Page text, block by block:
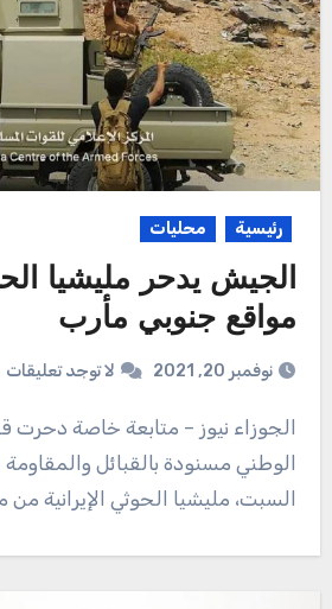
رئيسية محليات
الجيش يدحر مليشيا
مواقع جنوبي مأرب
نوفمبر 20, 2021 لا توجد تعليقات
الجوزاء نيوز – متابعة خاصة دحرت قوات الجيش
الوطني مسنودة بالقبائل والمقاومة
السبت، مليشيا الحوثي الإيرانية